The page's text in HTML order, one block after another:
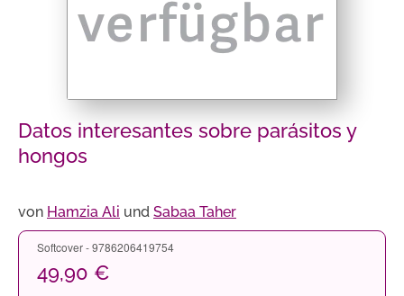
Datos interesantes sobre parásitos y
hongos
von Hamzia Ali und Sabaa Taher
Softcover - 9786206419754
49,90 €